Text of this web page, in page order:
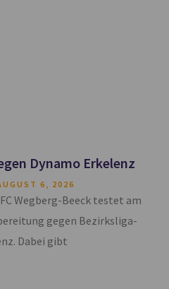
Dynamo Erkelenz
6, 2026
Wegberg-Beeck testet am
gegen Bezirksliga-
Dabei gibt